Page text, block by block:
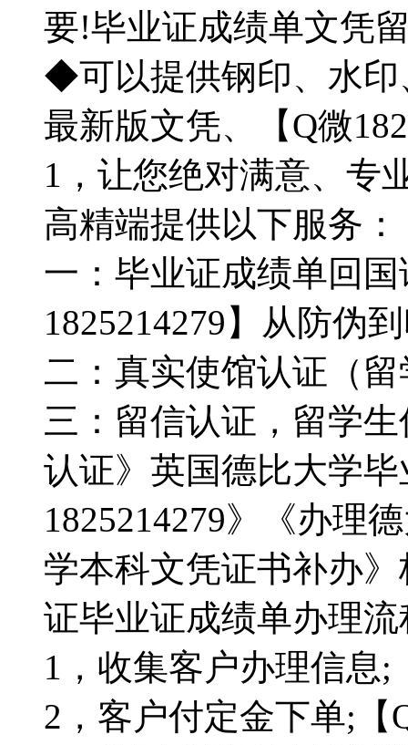
要!毕业证成绩单文凭
◆可以提供钢印、水印
最新版文凭、【Q微
1，让您绝对满意、专
高精端提供以下服务：
一：毕业证成绩单回
1825214279】从防伪
二：真实使馆认证（
三：留信认证，留学
认证》英国德比大学
1825214279》《办理
学本科文凭证书补办
证毕业证成绩单办理流
1，收集客户办理信息;
2，客户付定金下单;【